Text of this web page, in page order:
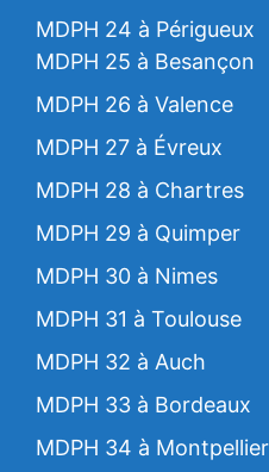
MDPH 24 à Périgueux
MDPH 25 à Besançon
MDPH 26 à Valence
MDPH 27 à Évreux
MDPH 28 à Chartres
MDPH 29 à Quimper
MDPH 30 à Nimes
MDPH 31 à Toulouse
MDPH 32 à Auch
MDPH 33 à Bordeaux
MDPH 34 à Montpellier